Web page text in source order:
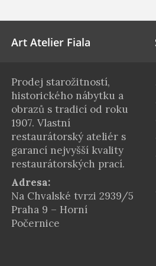
Art Atelier Fiala
Prodej starožitností,
historického nábytku a
obrazů s tradicí od roku
1907. Vlastní
restaurátorský ateliér s
garancí nejvyšší kvality
restaurátorských prací.
Adresa:
Na Chvalské tvrzi 2939/5
Praha 9 – Horní
Počernice